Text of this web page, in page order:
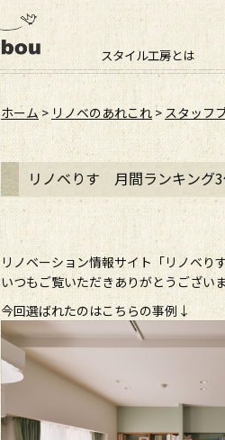
スタイル工房とは
ホーム> リノベのあれこれ >スタッフ
リノベりす 月間ランキング3
リノベーション情報サイト「リノベり
いつもご覧いただきありがとうござい
今回選ばれたのはこちらの事例↓